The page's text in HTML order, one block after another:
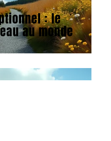
: le
au monde